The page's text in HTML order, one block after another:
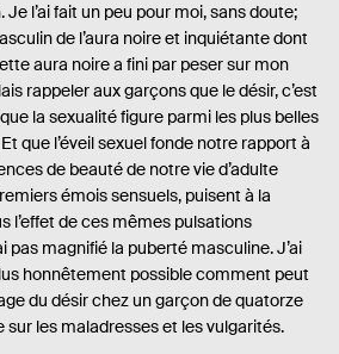
l’ai fait un peu pour moi, sans doute;
de l’aura noire et inquiétante dont
aura noire a fini par peser sur mon
rappeler aux garçons que le désir, c’est
la sexualité figure parmi les plus belles
que l’éveil sexuel fonde notre rapport à
de beauté de notre vie d’adulte
émois sensuels, puisent à la
l’effet de ces mêmes pulsations
pas magnifié la puberté masculine. J’ai
honnêtement possible comment peut
du désir chez un garçon de quatorze
sur les maladresses et les vulgarités.